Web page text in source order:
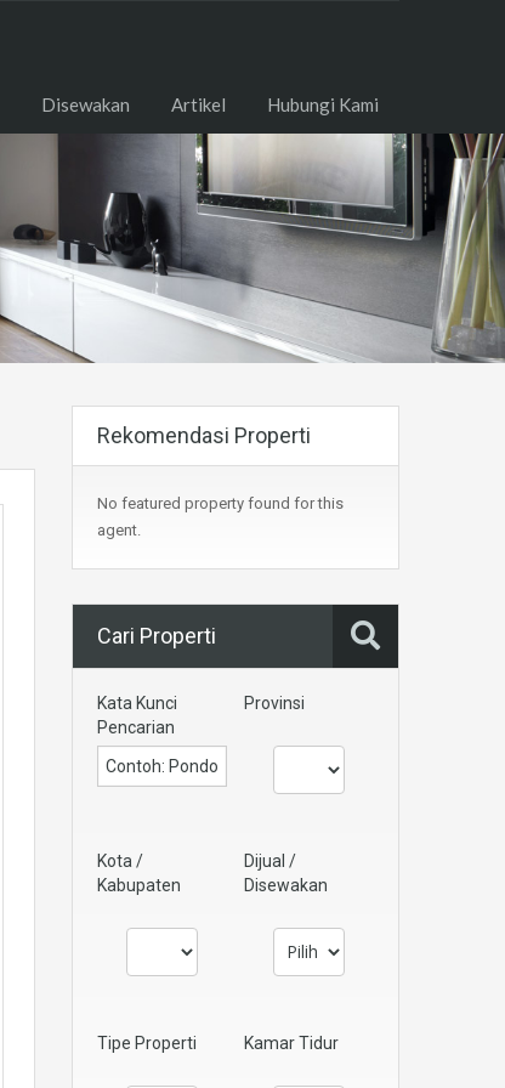
Disewakan Artikel Hubungi Kami
Rekomendasi Properti
No featured property found for this
agent.
Cari Properti
Kata Kunci
Pencarian
Provinsi
Kota /
Kabupaten
Dijual /
Disewakan
Tipe Properti Kamar Tidur